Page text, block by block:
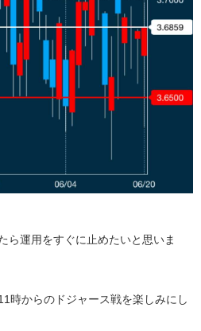
ら運用をすぐに止めたいと思いま
時からのドジャース戦を楽しみにし